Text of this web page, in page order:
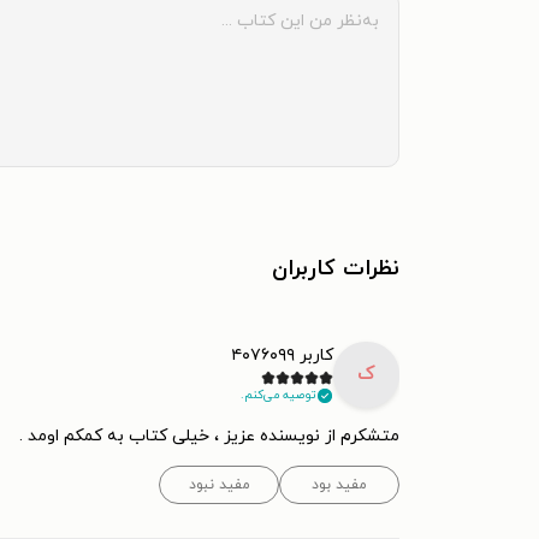
نظرات کاربران
ک
کاربر ۴۰۷۶۰۹۹
توصیه می‌کنم.
متشکرم از نویسنده عزیز ، خیلی کتاب به کمکم اومد .
مفید بود مفید نبود